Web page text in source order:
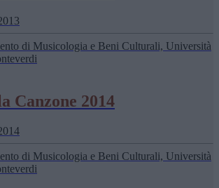
di Musicologia e Beni Culturali, Università
Canzone 2014
di Musicologia e Beni Culturali, Università